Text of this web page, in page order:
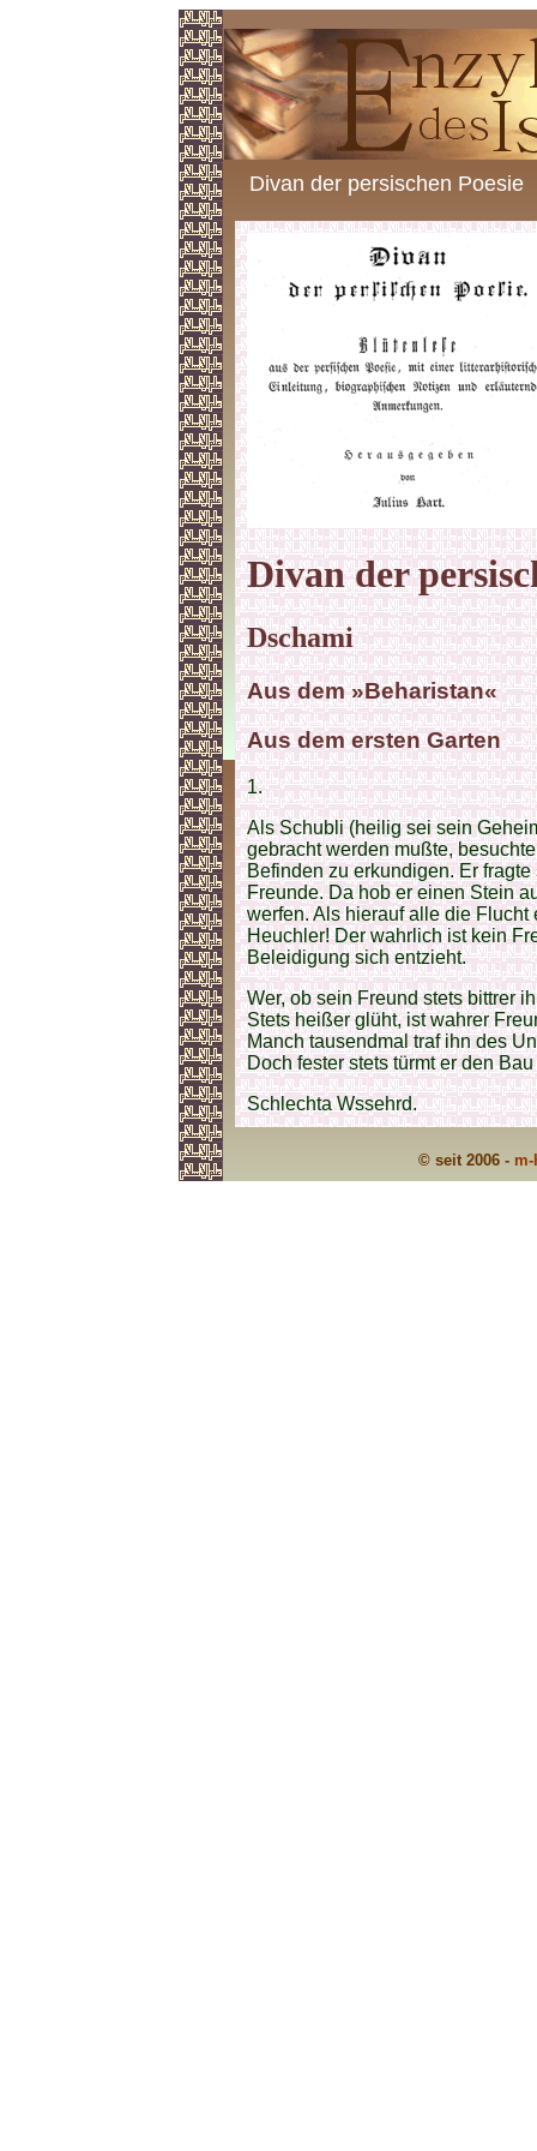
Divan der persischen Poesie
Divan der
Dschami
Aus dem »Beharistan«
Aus dem ersten Garten
1.
Als Schubli (heilig sei sein
gebracht werden mußte,
Befinden zu erkundigen. Er
Freunde. Da hob er einen Stein
werfen. Als hierauf alle die Flucht
Heuchler! Der wahrlich ist kein
Beleidigung sich entzieht.
Wer, ob sein Freund stets bittrer
Stets heißer glüht, ist wahrer
Manch tausendmal traf ihn des
Doch fester stets türmt er den
Schlechta Wssehrd.
© seit 2006 -